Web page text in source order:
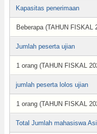
Kapasitas penerimaan
Beberapa (TAHUN FISKAL
Jumlah peserta ujian
1 orang (TAHUN FISKAL
jumlah peserta lolos ujian
1 orang (TAHUN FISKAL
Total Jumlah mahasiswa